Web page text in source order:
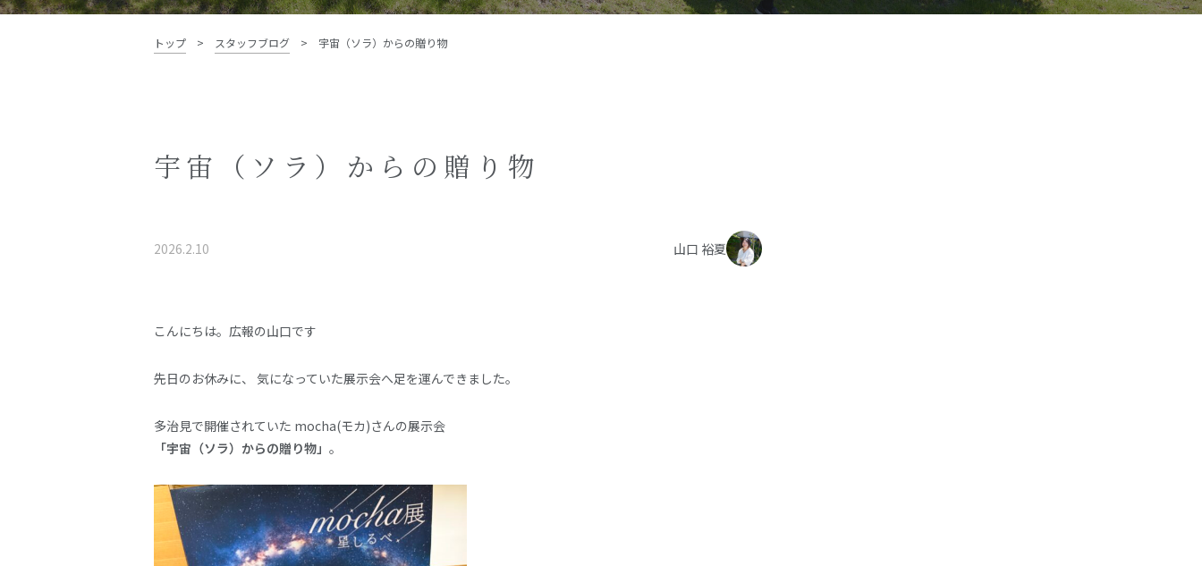
資料請求・お問い合わせ
イベント
トップ > スタッフブログ > 宇宙（ソラ）からの贈り物
宇宙（ソラ）からの贈り物
2026.2.10 山口 裕夏
こんにちは。広報の山口です
先日のお休みに、 気になっていた展示会へ足を運んできました。
多治見で開催されていた mocha(モカ)さんの展示会
「宇宙（ソラ）からの贈り物」 。